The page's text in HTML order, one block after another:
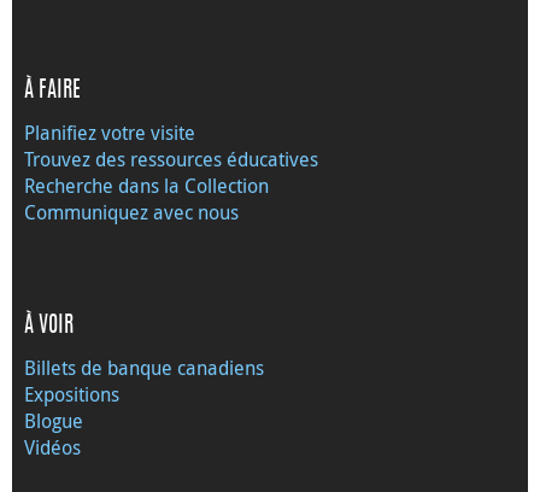
À FAIRE
Planifiez votre visite
Trouvez des ressources éducatives
Recherche dans la Collection
Communiquez avec nous
À VOIR
Billets de banque canadiens
Expositions
Blogue
Vidéos